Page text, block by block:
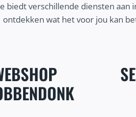
biedt verschillende diensten aan
ontdekken wat het voor jou kan